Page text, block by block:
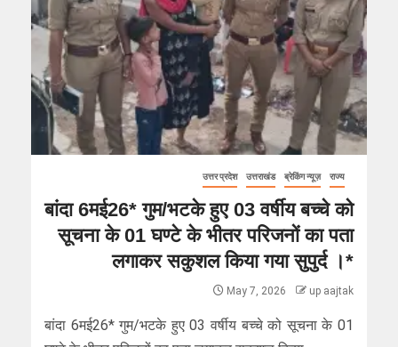
उत्तर प्रदेश उत्तराखंड ब्रेकिंग न्यूज़ राज्य
बांदा 6मई26* गुम/भटके हुए 03 वर्षीय बच्चे को
सूचना के 01 घण्टे के भीतर परिजनों का पता
लगाकर सकुशल किया गया सुपुर्द ।*
May 7, 2026 up aajtak
बांदा 6मई26* गुम/भटके हुए 03 वर्षीय बच्चे को सूचना के 01